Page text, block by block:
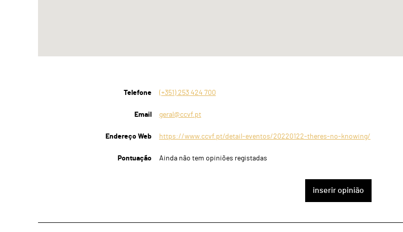
Telefone (+351) 253 424 700
Email geral@ccvf.pt
Endereço Web https://www.ccvf.pt/detail-eventos/20220122-theres-no-knowing/
Pontuação Ainda não tem opiniões registadas
inserir opinião